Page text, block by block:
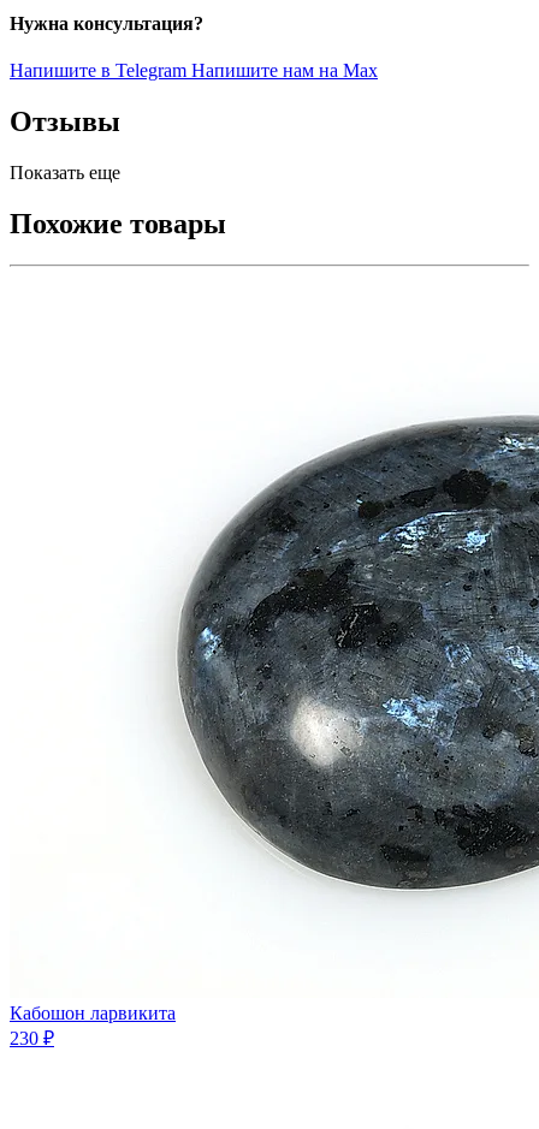
Нужна консультация?
Напишите в Telegram Напишите нам на Max
Отзывы
Показать еще
Похожие товары
Кабошон ларвикита
230 ₽